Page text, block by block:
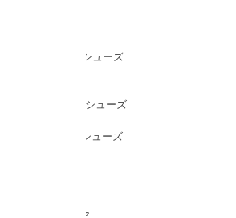
/ ドレスシューズ
/ バレエシューズ
/ その他シューズ